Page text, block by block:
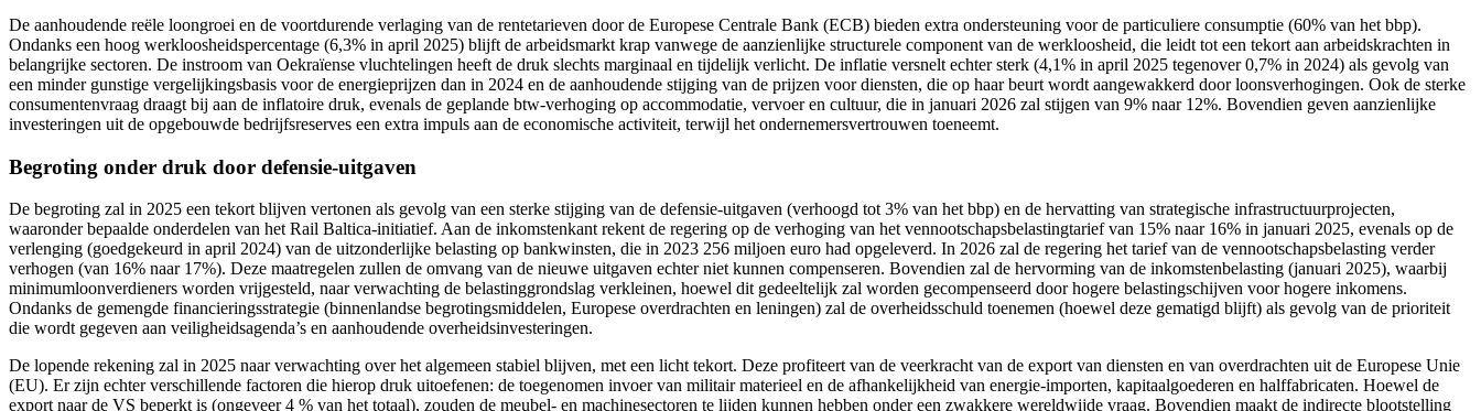
De aanhoudende reële loongroei en de voortdurende verlaging van de rentetarieven door de Europese Centrale Bank (ECB) bieden extra ondersteuning voor de particuliere consumptie (60% van het bbp).
Ondanks een hoog werkloosheidspercentage (6,3% in april 2025) blijft de arbeidsmarkt krap vanwege de aanzienlijke structurele component van de werkloosheid, die leidt tot een tekort aan arbeidskrachten in
belangrijke sectoren. De instroom van Oekraïense vluchtelingen heeft de druk slechts marginaal en tijdelijk verlicht. De inflatie versnelt echter sterk (4,1% in april 2025 tegenover 0,7% in 2024) als gevolg van
een minder gunstige vergelijkingsbasis voor de energieprijzen dan in 2024 en de aanhoudende stijging van de prijzen voor diensten, die op haar beurt wordt aangewakkerd door loonsverhogingen. Ook de sterke
consumentenvraag draagt bij aan de inflatoire druk, evenals de geplande btw-verhoging op accommodatie, vervoer en cultuur, die in januari 2026 zal stijgen van 9% naar 12%. Bovendien geven aanzienlijke
investeringen uit de opgebouwde bedrijfsreserves een extra impuls aan de economische activiteit, terwijl het ondernemersvertrouwen toeneemt.
Begroting onder druk door defensie-uitgaven
De begroting zal in 2025 een tekort blijven vertonen als gevolg van een sterke stijging van de defensie-uitgaven (verhoogd tot 3% van het bbp) en de hervatting van strategische infrastructuurprojecten,
waaronder bepaalde onderdelen van het Rail Baltica-initiatief. Aan de inkomstenkant rekent de regering op de verhoging van het vennootschapsbelastingtarief van 15% naar 16% in januari 2025, evenals op de
verlenging (goedgekeurd in april 2024) van de uitzonderlijke belasting op bankwinsten, die in 2023 256 miljoen euro had opgeleverd. In 2026 zal de regering het tarief van de vennootschapsbelasting verder
verhogen (van 16% naar 17%). Deze maatregelen zullen de omvang van de nieuwe uitgaven echter niet kunnen compenseren. Bovendien zal de hervorming van de inkomstenbelasting (januari 2025), waarbij
minimumloonverdieners worden vrijgesteld, naar verwachting de belastinggrondslag verkleinen, hoewel dit gedeeltelijk zal worden gecompenseerd door hogere belastingschijven voor hogere inkomens.
Ondanks de gemengde financieringsstrategie (binnenlandse begrotingsmiddelen, Europese overdrachten en leningen) zal de overheidsschuld toenemen (hoewel deze gematigd blijft) als gevolg van de prioriteit
die wordt gegeven aan veiligheidsagenda’s en aanhoudende overheidsinvesteringen.
De lopende rekening zal in 2025 naar verwachting over het algemeen stabiel blijven, met een licht tekort. Deze profiteert van de veerkracht van de export van diensten en van overdrachten uit de Europese Unie
(EU). Er zijn echter verschillende factoren die hierop druk uitoefenen: de toegenomen invoer van militair materieel en de afhankelijkheid van energie-importen, kapitaalgoederen en halffabricaten. Hoewel de
export naar de VS beperkt is (ongeveer 4 % van het totaal), zouden de meubel- en machinesectoren te lijden kunnen hebben onder een zwakkere wereldwijde vraag. Bovendien maakt de indirecte blootstelling